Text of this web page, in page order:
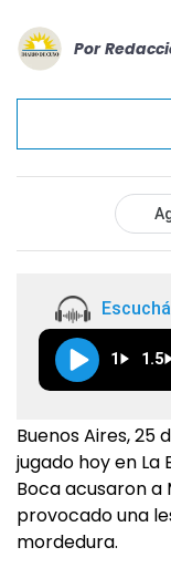
Por
1 1.5
Buenos Aires, 25
jugado hoy en
Boca acusaron
provocado una
mordedura.